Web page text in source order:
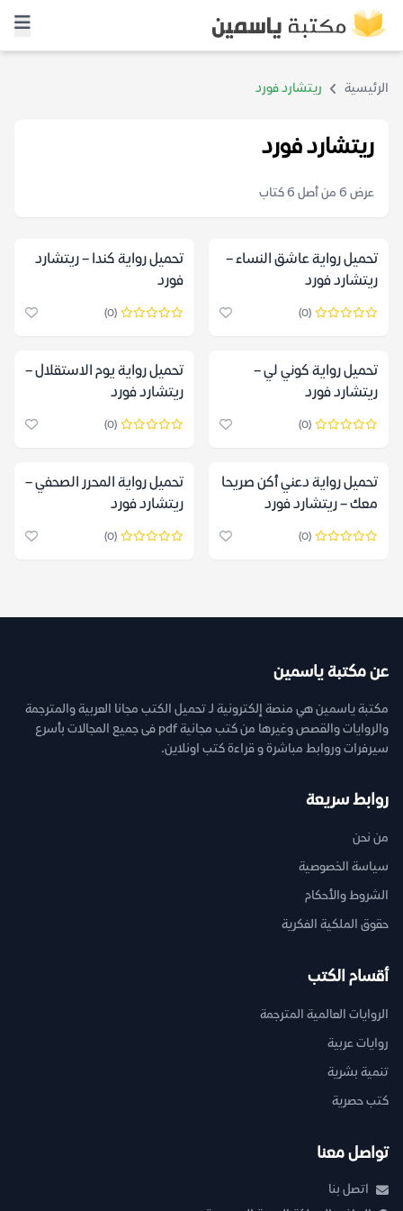
الرئيسية ريتشارد فورد
ريتشارد فورد
عرض 6 من أصل 6 كتاب
تحميل رواية عاشق النساء –
ريتشارد فورد
(0)
تحميل رواية كندا – ريتشارد
فورد
(0)
تحميل رواية كوني لي –
ريتشارد فورد
(0)
تحميل رواية يوم الاستقلال –
ريتشارد فورد
(0)
تحميل رواية دعني أكن صريحا
معك – ريتشارد فورد
(0)
تحميل رواية المحرر الصحفي –
ريتشارد فورد
(0)
عن مكتبة ياسمين
مكتبة ياسمين هي منصة إلكترونية لـ تحميل الكتب مجانا العربية والمترجمة
والروايات والقصص وغيرها من كتب مجانية pdf فى جميع المجالات بأسرع
سيرفرات وروابط مباشرة و قراءة كتب اونلاين.
روابط سريعة
من نحن
سياسة الخصوصية
الشروط والأحكام
حقوق الملكية الفكرية
أقسام الكتب
الروايات العالمية المترجمة
روايات عربية
تنمية بشرية
كتب حصرية
تواصل معنا
اتصل بنا